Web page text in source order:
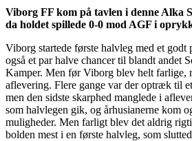
Viborg FF kom på tavlen i denne Alka
da holdet spillede 0-0 mod AGF i
Viborg startede første halvleg med et godt
også et par halve chancer til blandt andet
Kamper. Men før Viborg blev helt farlige,
aflevering. Flere gange var der optræk til
men den sidste skarphed manglede i
som halvlegen gik, og århusianerne kom
muligheder. Men farligt blev det aldrig
bolden mest i en første halvleg, som